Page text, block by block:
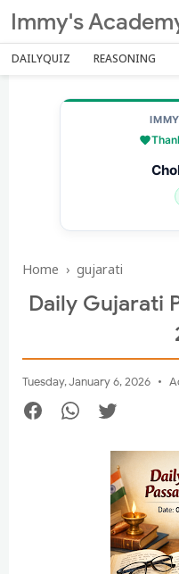
Immy's
DAILYQUIZ REASONING
Sheikh
Home › gujarati
Daily Gujarati
Tuesday, January 6, 2026